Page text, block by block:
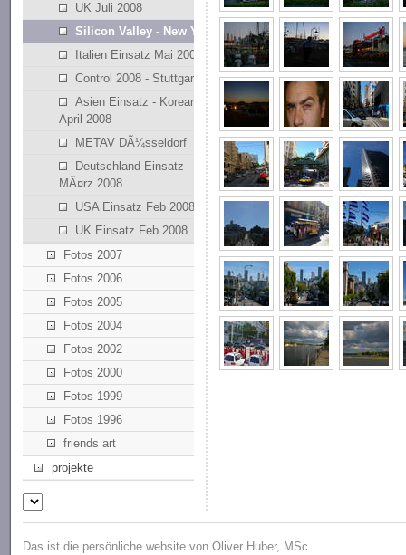
UK Juli 2008
Silicon Valley - New York
Italien Einsatz Mai 2008
Control 2008 - Stuttgart
Asien Einsatz - Korean
April 2008
METAV DÃ¼sseldorf
Deutschland Einsatz
MÃ¤rz 2008
USA Einsatz Feb 2008
UK Einsatz Feb 2008
Fotos 2007
Fotos 2006
Fotos 2005
Fotos 2004
Fotos 2002
Fotos 2000
Fotos 1999
Fotos 1996
friends art
projekte
Das ist die persönliche website von Oliver Huber, MSc.